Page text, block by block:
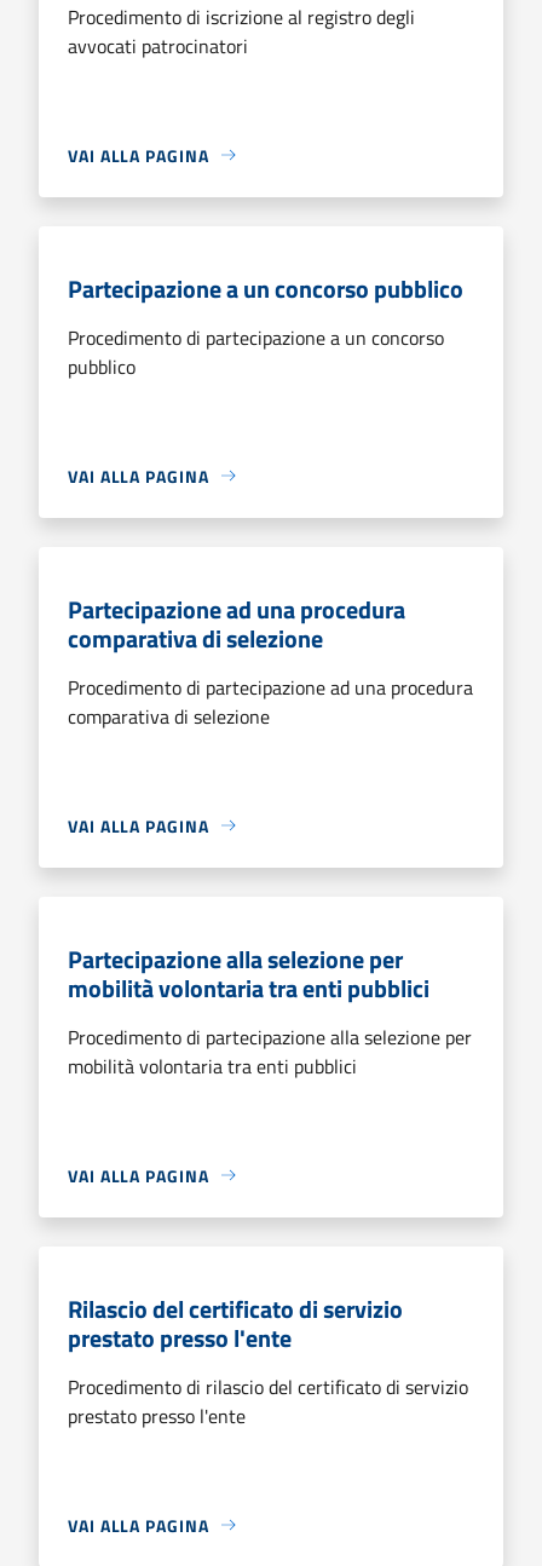
Procedimento di iscrizione al registro degli
avvocati patrocinatori
VAI ALLA PAGINA
Partecipazione a un concorso pubblico
Procedimento di partecipazione a un concorso
pubblico
VAI ALLA PAGINA
Partecipazione ad una procedura
comparativa di selezione
Procedimento di partecipazione ad una procedura
comparativa di selezione
VAI ALLA PAGINA
Partecipazione alla selezione per
mobilità volontaria tra enti pubblici
Procedimento di partecipazione alla selezione per
mobilità volontaria tra enti pubblici
VAI ALLA PAGINA
Rilascio del certificato di servizio
prestato presso l'ente
Procedimento di rilascio del certificato di servizio
prestato presso l'ente
VAI ALLA PAGINA